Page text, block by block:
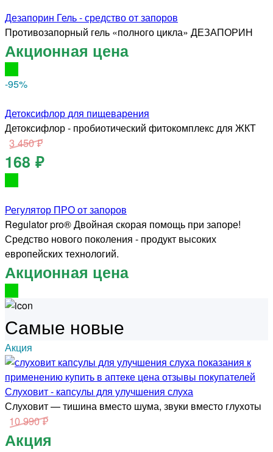
Дезапорин Гель - средство от запоров
Противозапорный гель «полного цикла» ДЕЗАПОРИН
Акционная цена
-95%
Детоксифлор для пищеварения
Детоксифлор - пробиотический фитокомплекс для ЖКТ
3 450 ₽
168 ₽
Регулятор ПРО от запоров
Regulator pro® Двойная скорая помощь при запоре!
Средство нового поколения - продукт высоких
европейских технологий.
Акционная цена
Самые новые
Акция
Слуховит - капсулы для улучшения слуха
Слуховит — тишина вместо шума, звуки вместо глухоты
10 990 ₽
Акция